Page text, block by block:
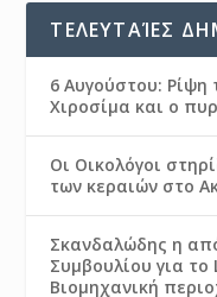
ΤΕΛΕΥΤΑΊΕΣ
6 Αυγούστου: Ρίψη
Χιροσίμα και ο
Οι Οικολόγοι
των κεραιών στο
Σκανδαλώδης η
Συμβουλίου για
Βιομηχανική